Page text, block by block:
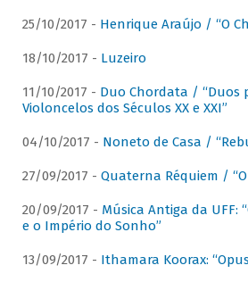
25/10/2017 - Henrique Araújo / “O
18/10/2017 - Luzeiro
11/10/2017 - Duo Chordata / “Duos
Violoncelos dos Séculos XX e XXI”
04/10/2017 - Noneto de Casa /
27/09/2017 - Quaterna Réquiem /
20/09/2017 - Música Antiga da UFF:
e o Império do Sonho”
13/09/2017 - Ithamara Koorax: